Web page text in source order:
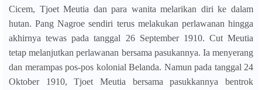
Cicem, Tjoet Meutia dan para wanita melarikan diri ke dalam
hutan. Pang Nagroe sendiri terus melakukan perlawanan hingga
akhirnya tewas pada tanggal 26 September 1910. Cut Meutia
tetap melanjutkan perlawanan bersama pasukannya. Ia menyerang
dan merampas pos-pos kolonial Belanda. Namun pada tanggal 24
Oktober 1910, Tjoet Meutia bersama pasukkannya bentrok